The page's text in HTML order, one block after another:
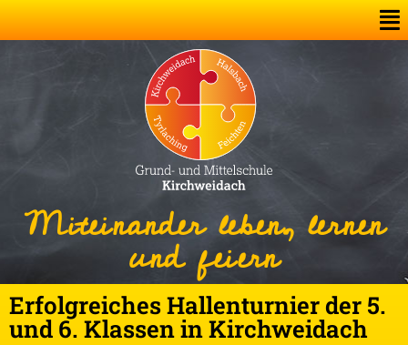
Miteinander leben, lernen
und feiern
Erfolgreiches Hallenturnier der 5.
und 6. Klassen in Kirchweidach